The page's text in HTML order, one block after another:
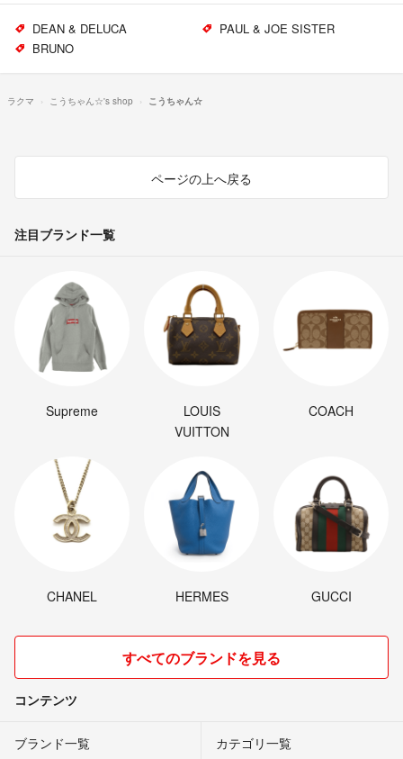
DEAN & DELUCA
PAUL & JOE SISTER
BRUNO
ラクマ こうちゃん☆'s shop こうちゃん☆
ページの上へ戻る
注目ブランド一覧
Supreme
LOUIS
VUITTON
COACH
CHANEL HERMES GUCCI
すべてのブランドを見る
コンテンツ
ブランド一覧 カテゴリ一覧